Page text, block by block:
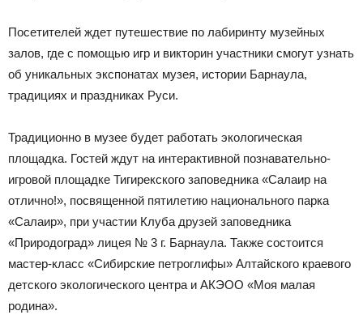
Посетителей ждет путешествие по лабиринту музейных
залов, где с помощью игр и викторин участники смогут узнать
об уникальных экспонатах музея, истории Барнаула,
традициях и праздниках Руси.
Традиционно в музее будет работать экологическая
площадка. Гостей ждут на интерактивной познавательно-
игровой площадке Тигирекского заповедника «Салаир на
отлично!», посвященной пятилетию национального парка
«Салаир», при участии Клуба друзей заповедника
«Природоград» лицея № 3 г. Барнаула. Также состоится
мастер-класс «Сибирские петроглифы» Алтайского краевого
детского экологического центра и АКЭОО «Моя малая
родина».